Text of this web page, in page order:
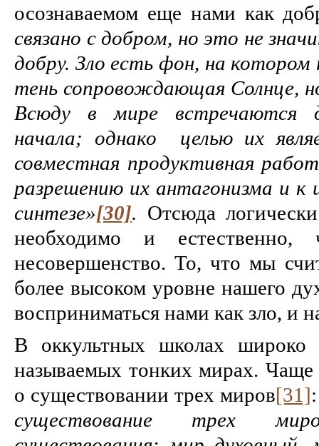
осознаваемом еще нами как
связано с добром, но это не
добру. Зло есть фон, на котором
тень сопровождающая Солнце,
Всюду в мире встречаются
начала; однако целью их
совместная продуктивная
разрешению их антагонизма и
синтезе»[30]. Отсюда
необходимо и
несовершенство. То, что мы
более высоком уровне нашего
восприниматься нами как зло, и
В оккультных школах широко
называемых тонких мирах. Чаще
о существовании трех миров[31]
существование трех